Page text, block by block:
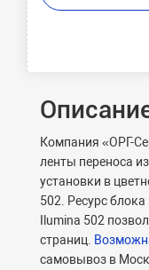
Компания «ОРГ-
ленты переноса
установки в
502. Ресурс
Ilumina 502
страниц.
самовывоз в